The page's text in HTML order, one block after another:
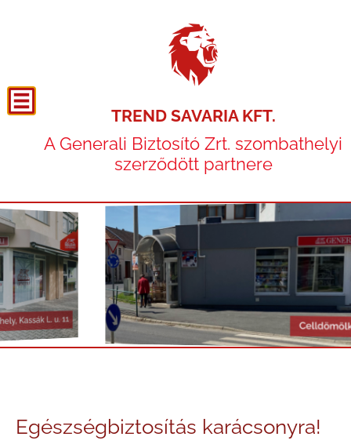
TREND SAVARIA KFT.
A Generali Biztosító Zrt. szombathelyi
szerződött partnere
Egészségbiztosítás karácsonyra!